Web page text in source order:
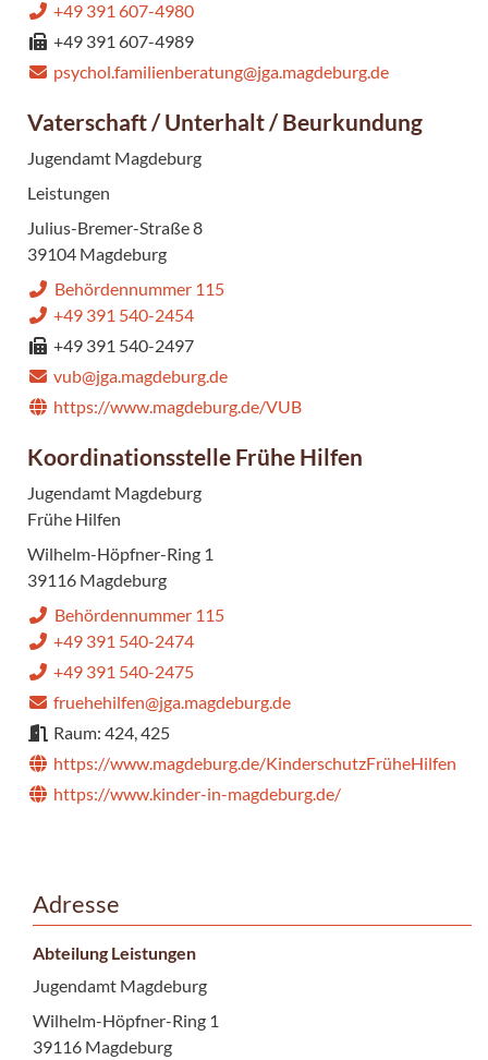
+49 391 607-4980
+49 391 607-4989
psychol.familienberatung@jga.magdeburg.de
Vaterschaft / Unterhalt / Beurkundung
Jugendamt Magdeburg
Leistungen
Julius-Bremer-Straße 8
39104 Magdeburg
Behördennummer 115
+49 391 540-2454
+49 391 540-2497
vub@jga.magdeburg.de
https://www.magdeburg.de/VUB
Koordinationsstelle Frühe Hilfen
Jugendamt Magdeburg
Frühe Hilfen
Wilhelm-Höpfner-Ring 1
39116 Magdeburg
Behördennummer 115
+49 391 540-2474
+49 391 540-2475
fruehehilfen@jga.magdeburg.de
Raum: 424, 425
https://www.magdeburg.de/KinderschutzFrüheHilfen
https://www.kinder-in-magdeburg.de/
Adresse
Abteilung Leistungen
Jugendamt Magdeburg
Wilhelm-Höpfner-Ring 1
39116 Magdeburg